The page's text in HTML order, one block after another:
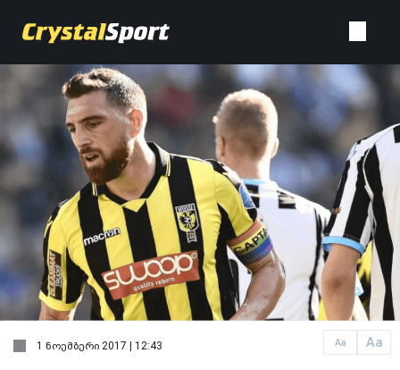
Aa Aa
1 ნოემბერი 2017 | 12:43